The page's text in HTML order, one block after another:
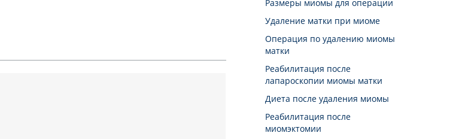
Размеры миомы для операции
Удаление матки при миоме
Операция по удалению миомы
матки
Реабилитация после
лапароскопии миомы матки
Диета после удаления миомы
Реабилитация после
миомэктомии